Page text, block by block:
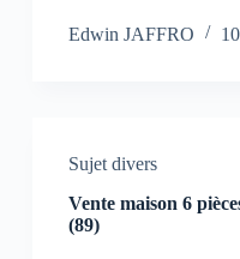
Edwin JAFFRO
Sujet divers
Vente maison 6
(89)